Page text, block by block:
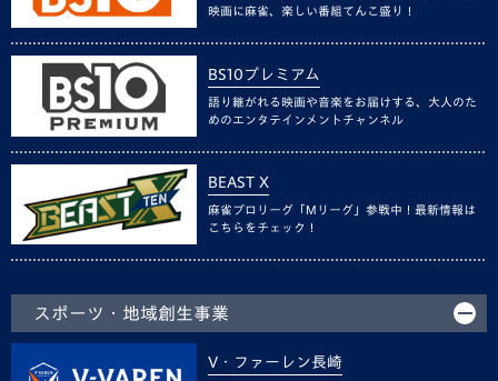
映画に麻雀、楽しい番組てんこ盛り！
BS10プレミアム
語り継がれる映画や音楽をお届けする、大人のた
めのエンタテインメントチャンネル
BEAST X
麻雀プロリーグ「Mリーグ」参戦中！最新情報は
こちらをチェック！
スポーツ・地域創生事業
V・ファーレン長崎